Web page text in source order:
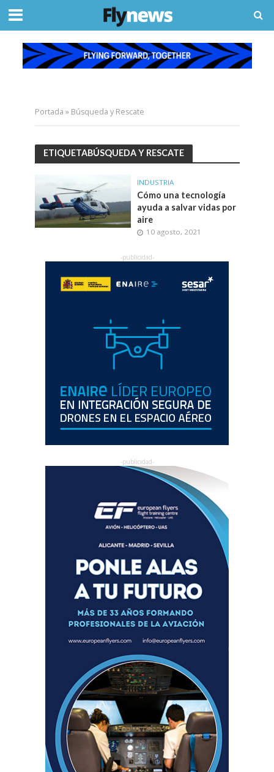
Portada » Búsqueda y Rescate
ETIQUETABÚSQUEDA Y RESCATE
INDUSTRIA
Cómo una tecnología
ayuda a salvar vidas por
aire
10 agosto, 2021